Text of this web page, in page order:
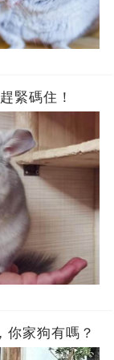
緊碼住！
你家狗有嗎？